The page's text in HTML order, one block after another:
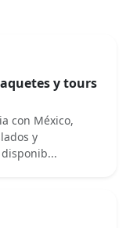
y tours
con México,
y